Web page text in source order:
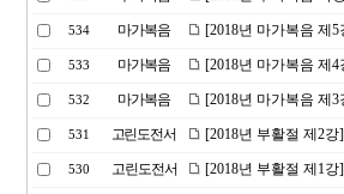
534 마가복음 [2018년 마가복음 제
533 마가복음 [2018년 마가복음 제
532 마가복음 [2018년 마가복음 제
531 고린도전서 [2018년 부활절 제2
530 고린도전서 [2018년 부활절 제1